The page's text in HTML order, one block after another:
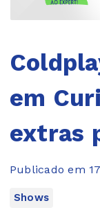
em
extras
Publicado em
Shows